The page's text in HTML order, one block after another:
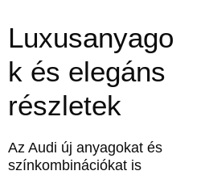
Luxusanyago
k és elegáns
részletek
Az Audi új anyagokat és
színkombinációkat is